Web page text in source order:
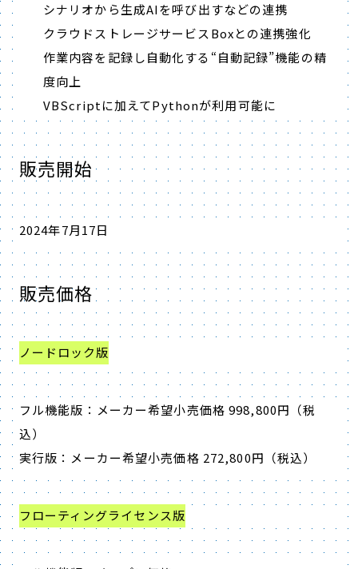
シナリオから生成AIを呼び出すなどの連携
クラウドストレージサービスBoxとの連携強化
作業内容を記録し自動化する“自動記録”機能の精
度向上
VBScriptに加えてPythonが利用可能に
販売開始
2024年7月17日
販売価格
ノードロック版
フル機能版：メーカー希望小売価格 998,800円（税
込）
実行版：メーカー希望小売価格 272,800円（税込）
フローティングライセンス版